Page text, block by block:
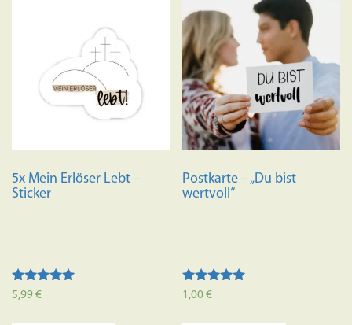
5x Mein Erlöser Lebt –
Sticker
Bewertet mit
5.00
5,99€
Postkarte – „Du bist
wertvoll“
Bewertet mit
5.00
1,00€